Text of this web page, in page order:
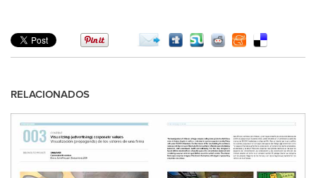
RELACIONADOS